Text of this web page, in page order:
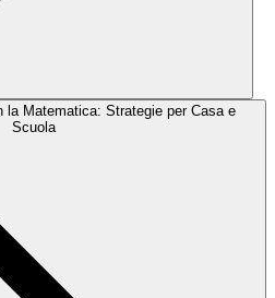
la Matematica: Strategie per Casa e
Scuola